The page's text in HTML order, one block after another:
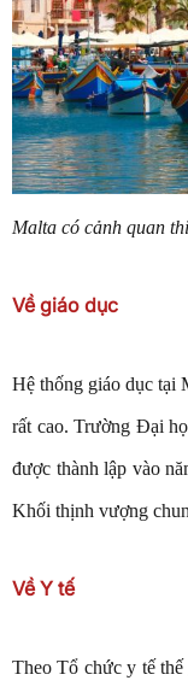
Malta có cảnh quan
Về giáo dục
Hệ thống giáo dục tại
rất cao. Trường Đại
được thành lập vào
Khối thịnh vượng
Về Y tế
Theo Tổ chức y tế